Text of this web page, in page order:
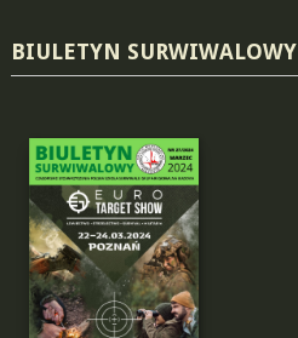
BIULETYN SURWIWALOWY